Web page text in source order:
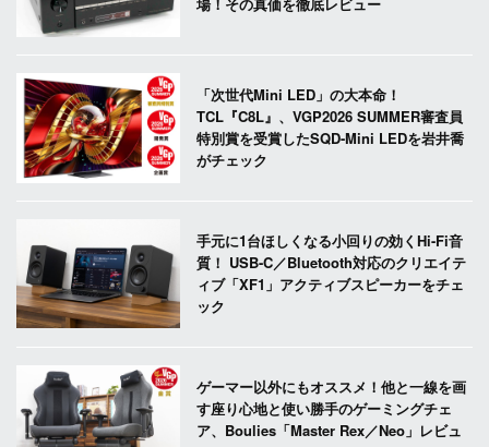
「次世代Mini LED」の大本命！
TCL『C8L』、VGP2026 SUMMER審査員
特別賞を受賞したSQD-Mini LEDを岩井喬
がチェック
手元に1台ほしくなる小回りの効くHi-Fi音
質！ USB-C／Bluetooth対応のクリエイテ
ィブ「XF1」アクティブスピーカーをチェ
ック
ゲーマー以外にもオススメ！他と一線を画
す座り心地と使い勝手のゲーミングチェ
ア、Boulies「Master Rex／Neo」レビュ